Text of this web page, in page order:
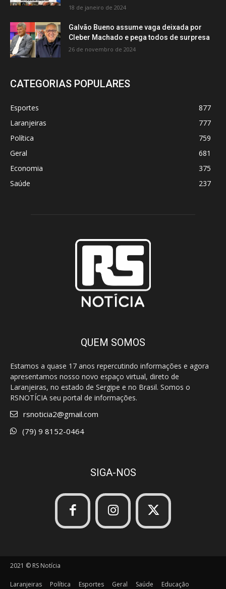
18 de janeiro de 2024
Galvão Bueno assume vaga deixada por
Cleber Machado e pega todos de surpresa
26 de novembro de 2024
CATEGORIAS POPULARES
Esportes
877
Laranjeiras
777
Política
759
Geral
681
Economia
375
Saúde
237
QUEM SOMOS
Estamos a quase 17 anos repercutindo informações e agora
apresentamos nosso novo espaço virtual, direto de
Laranjeiras, no estado de Sergipe e no Brasil. Somos o
RSNOTÍCIA seu portal de informações.
rsnoticia2@gmail.com
(79) 9 8152-0464
SIGA-NOS
2021 © RS Notícia
Laranjeiras Política Esportes Geral Saúde Educação